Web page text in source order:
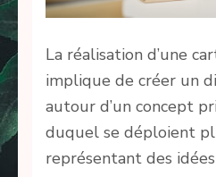
La réalisation d’une
implique de créer un
autour d’un concept
duquel se déploient
représentant des